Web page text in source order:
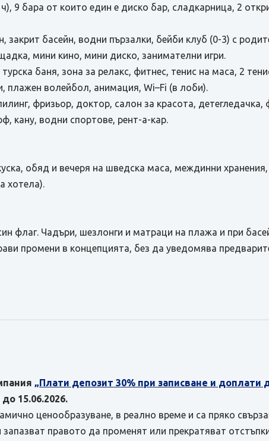
9 бара от които един е диско бар, сладкарница, 2
закрит басейн, водни пързалки, бейби клуб (0-3) с
мини кино, мини диско, занимателни игри.
турска баня, зона за релакс, фитнес, тенис на маса, 2
плажен волейбол, анимация, Wi–Fi (в лоби).
фризьор, доктор, салон за красота,
кану, водни спортове, рент-а-кар.
обяд и вечеря на шведска маса, междинни
хотела).
флаг. Чадъри, шезлонги и матраци на плажа и при
промени в концепцията, без да уведомява
„Плати депозит 30% при записване и доплати
15.06.2026.
ценообразуване, в реално време и са пряко
запазват правото да променят или прекратяват